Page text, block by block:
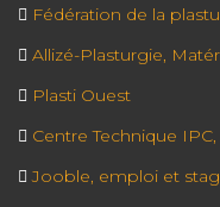
Fédération de la
Allizé-Plasturgie,
Plasti Ouest
Centre Technique
Jooble, emploi et